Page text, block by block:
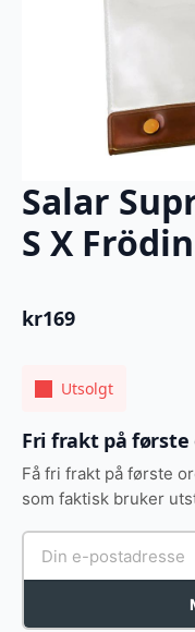
Salar
S X
kr169
Utsolgt
Fri frakt på første
Få fri frakt på første
som faktisk bruker